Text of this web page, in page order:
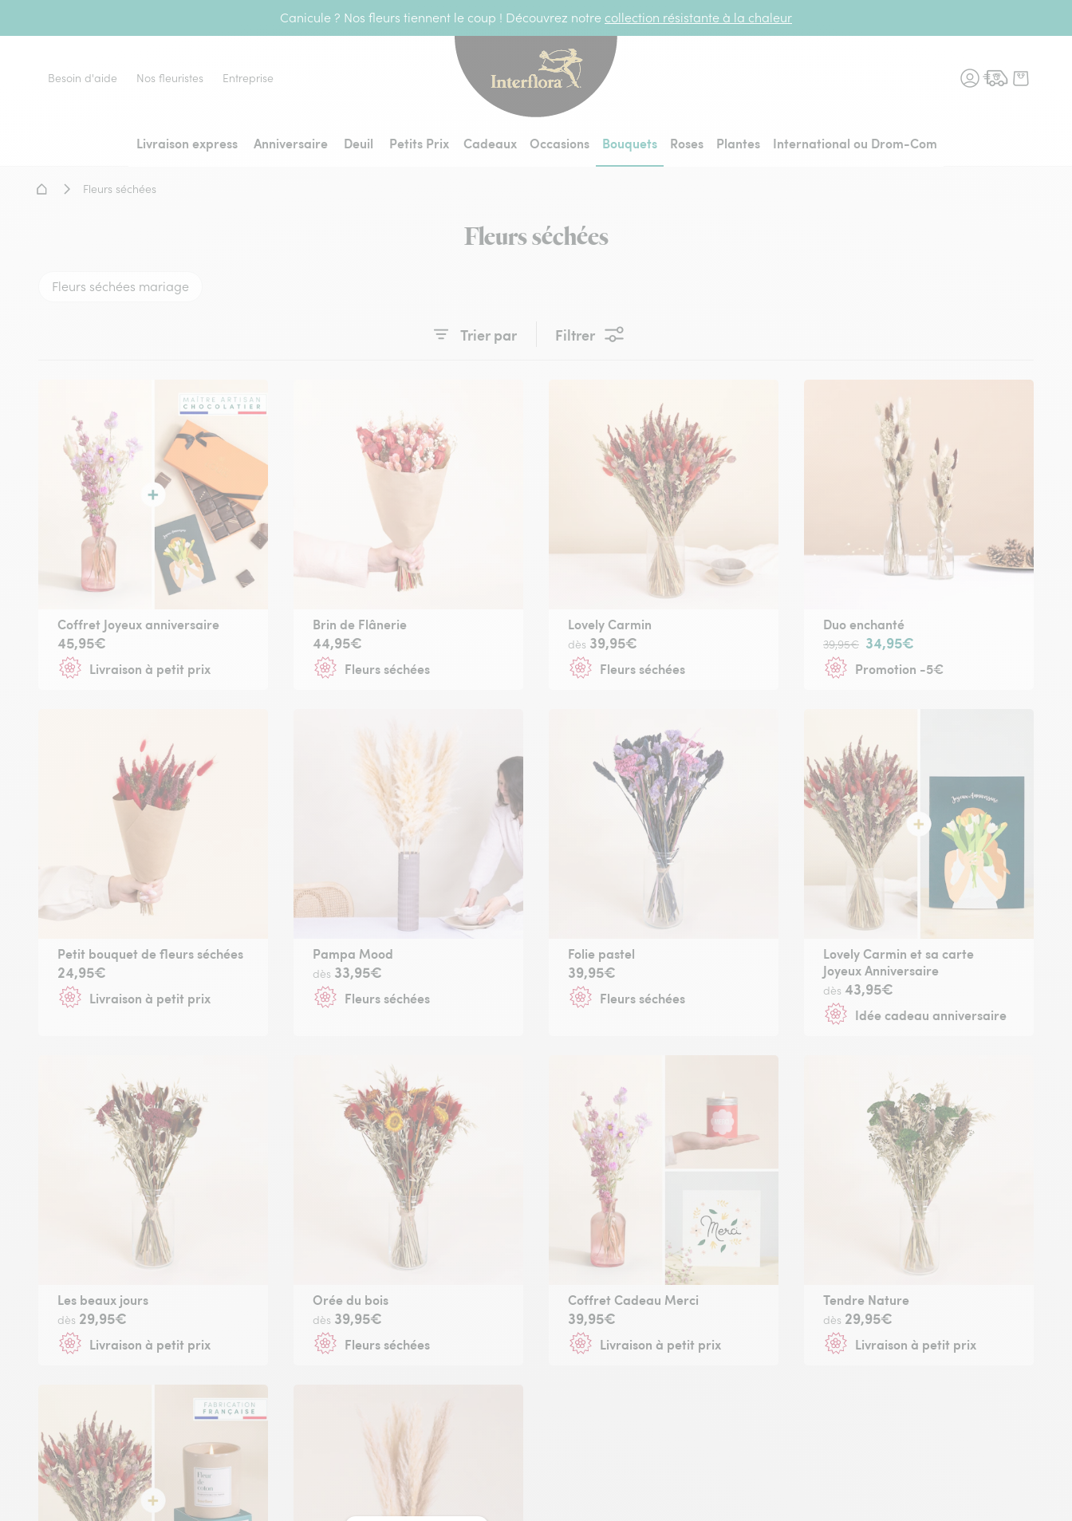
Canicule ? Nos fleurs tiennent le coup ! Découvrez notre collection résistante à la chaleur
Livraison express Anniversaire Deuil Petits Prix Cadeaux Occasions Bouquets Roses Plantes International ou Drom-Com
Besoin d'aide Nos fleuristes Entreprise
Accueil - Livraison fleurs
Fleurs séchées
Fleurs séchées
Fleurs séchées mariage
Trier par Filtrer
Coffret Joyeux anniversaire
45,95€
Livraison à petit prix
Brin de Flânerie
44,95€
Fleurs séchées
Lovely Carmin
dès 39,95€
Fleurs séchées
Duo enchanté
39,95€ 34,95€
Promotion -5€
Petit bouquet de fleurs séchées
24,95€
Livraison à petit prix
Pampa Mood
dès 33,95€
Fleurs séchées
Folie pastel
39,95€
Fleurs séchées
Lovely Carmin et sa carte
Joyeux Anniversaire
dès 43,95€
Idée cadeau anniversaire
Les beaux jours
dès 29,95€
Livraison à petit prix
Orée du bois
dès 39,95€
Fleurs séchées
Coffret Cadeau Merci
39,95€
Livraison à petit prix
Tendre Nature
dès 29,95€
Livraison à petit prix